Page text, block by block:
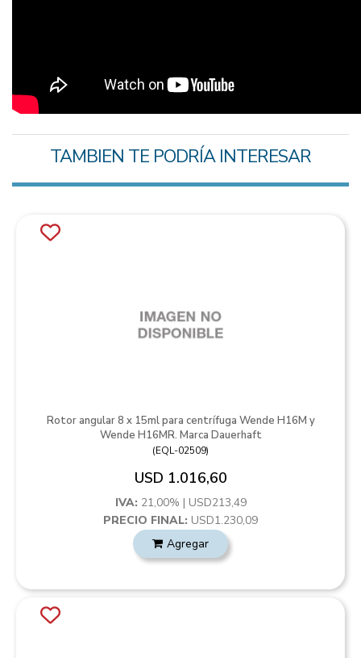
TAMBIEN TE PODRÍA INTERESAR
Rotor angular 8 x 15ml para centrífuga Wende H16M y
Wende H16MR. Marca Dauerhaft
(EQL-02509)
USD 1.016,60
IVA: 21,00% | USD213,49
PRECIO FINAL: USD1.230,09
Agregar